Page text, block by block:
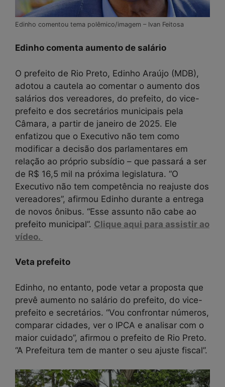
Edinho comentou tema polêmico/imagem – Ivan Feitosa
Edinho comenta aumento de salário
O prefeito de Rio Preto, Edinho Araújo (MDB),
adotou a cautela ao comentar o aumento dos
salários dos vereadores, do prefeito, do vice-
prefeito e dos secretários municipais pela
Câmara, a partir de janeiro de 2025. Ele
enfatizou que o Executivo não tem como
modificar a decisão dos parlamentares em
relação ao próprio subsídio – que passará a ser
de R$ 16,5 mil na próxima legislatura. “O
Executivo não tem competência no reajuste dos
vereadores”, afirmou Edinho durante a entrega
de novos ônibus. “Esse assunto não cabe ao
prefeito municipal”. Clique aqui para assistir ao
vídeo.
Veta prefeito
Edinho, no entanto, pode vetar a proposta que
prevê aumento no salário do prefeito, do vice-
prefeito e secretários. “Vou confrontar números,
comparar cidades, ver o IPCA e analisar com o
maior cuidado”, afirmou o prefeito de Rio Preto.
“A Prefeitura tem de manter o seu ajuste fiscal”.